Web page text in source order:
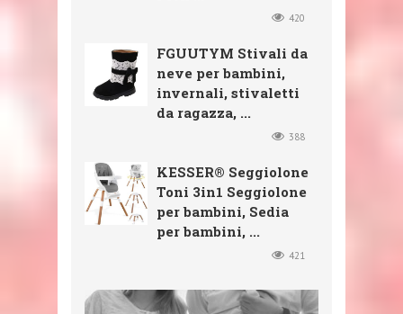
420
FGUUTYM Stivali da
neve per bambini,
invernali, stivaletti
da ragazza, ...
388
KESSER® Seggiolone
Toni 3in1 Seggiolone
per bambini, Sedia
per bambini, ...
421